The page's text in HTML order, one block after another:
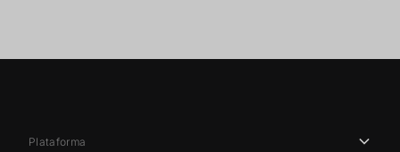
Plataforma